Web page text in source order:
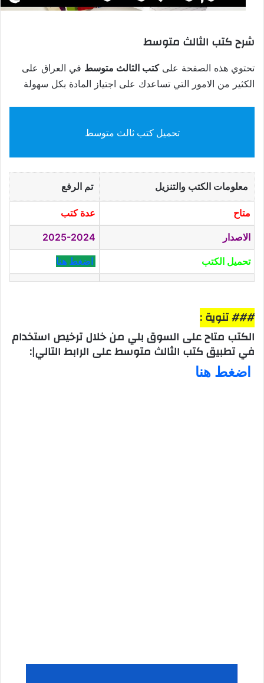
شرح كتب الثالث متوسط
تحتوي هذه الصفحة علىكتب الثالث متوسط في العراق على
الكثير من الامور التي تساعدك على اجتياز المادة بكل سهولة
تحميل كتب ثالث متوسط
معلومات الكتب والتنزيل تم الرفع
متاح عدة كتب
الاصدار 2025-2024
تحميل الكتب اضغط هنا
### تنوية :
الكتب متاح على السوق بلي من خلال ترخيص استخدام
في تطبيق كتب الثالث متوسط على الرابط التالي|:
اضغط هنا